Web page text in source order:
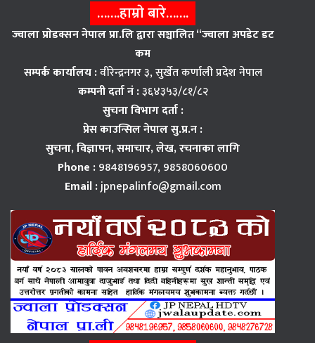
…….हाम्राे बारे…….
ज्वाला प्राेडक्सन नेपाल प्रा.लि द्वारा सञ्चालित “ज्वाला अपडेट डट
कम
सम्पर्क कार्यालय :वीरेन्द्रनगर ३, सुर्खेत कर्णाली प्रदेश नेपाल
कम्पनी दर्ता नं :३६४३५३/८१/८२
सुचना विभाग दर्ता :
प्रेस काउन्सिल नेपाल सु.प्र.न :
सुचना, विज्ञापन,समाचार, लेख, रचनाका लागि
Phone :9848196957, 9858060600
Email :jpnepalinfo@gmail.com